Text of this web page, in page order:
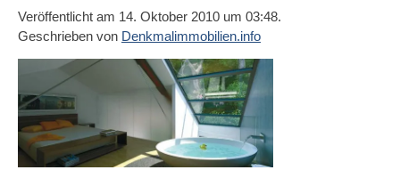
Veröffentlicht am 14. Oktober 2010 um 03:48.
Geschrieben von Denkmalimmobilien.info